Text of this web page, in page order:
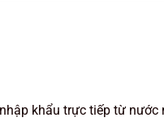
khẩu trực tiếp từ nước